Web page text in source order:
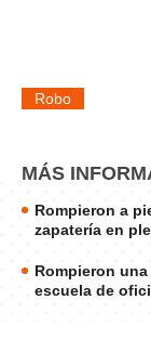
Robo
MÁS
Rompieron a
zapatería en
Rompieron
escuela de